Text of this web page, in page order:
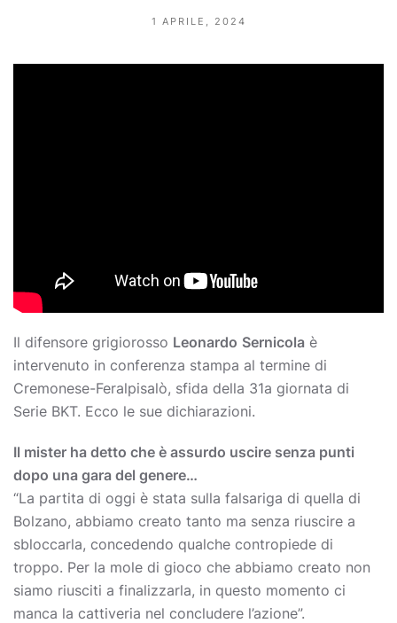
1 APRILE, 2024
Il difensore grigiorosso Leonardo Sernicola è
intervenuto in conferenza stampa al termine di
Cremonese-Feralpisalò, sfida della 31a giornata di
Serie BKT. Ecco le sue dichiarazioni.
Il mister ha detto che è assurdo uscire senza punti
dopo una gara del genere…
“La partita di oggi è stata sulla falsariga di quella di
Bolzano, abbiamo creato tanto ma senza riuscire a
sbloccarla, concedendo qualche contropiede di
troppo. Per la mole di gioco che abbiamo creato non
siamo riusciti a finalizzarla, in questo momento ci
manca la cattiveria nel concludere l’azione”.